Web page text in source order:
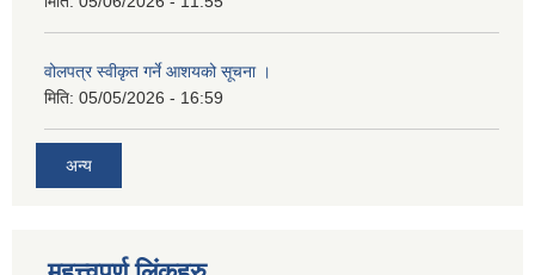
वोलपत्र स्वीकृत गर्ने आशयको सूचना ।
मिति: 05/05/2026 - 16:59
अन्य